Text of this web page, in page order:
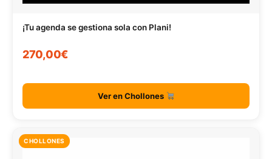
¡Tu agenda se gestiona sola con Plani!
270,00€
Ver en Chollones
CHOLLONES